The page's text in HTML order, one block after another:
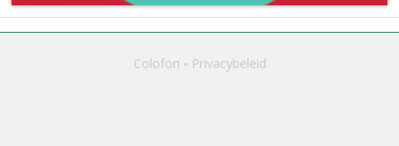
Colofon Privacybeleid